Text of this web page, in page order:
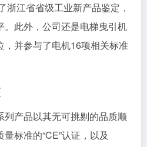
浙江省省级工业新产品鉴定，
。此外，公司还是电梯曳引机
，并参与了电机16项相关标准
产品以其无可挑剔的品质顺
标准的“CE”认证，以及